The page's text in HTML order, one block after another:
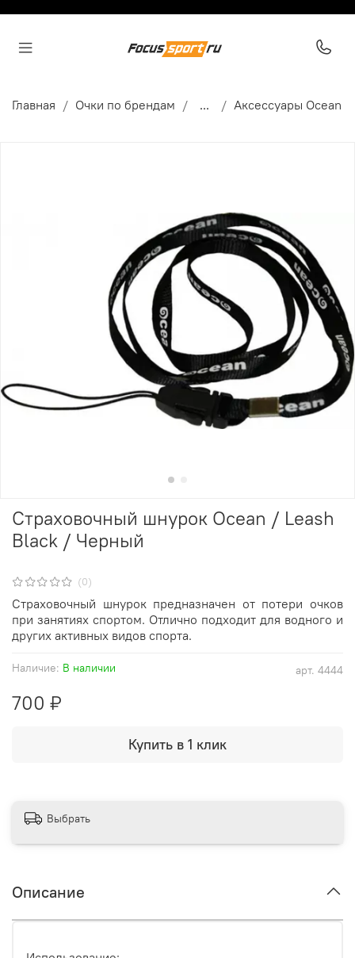
Главная Очки по брендам ... Аксессуары Ocean
(0)
арт. 4444
Наличие: В наличии
Страховочный шнурок Ocean / Leash
Black / Черный
700 ₽
Купить в 1 клик
Страховочный шнурок предназначен от потери очков
при занятиях спортом. Отлично подходит для водного и
других активных видов спорта.
Выбрать
Описание